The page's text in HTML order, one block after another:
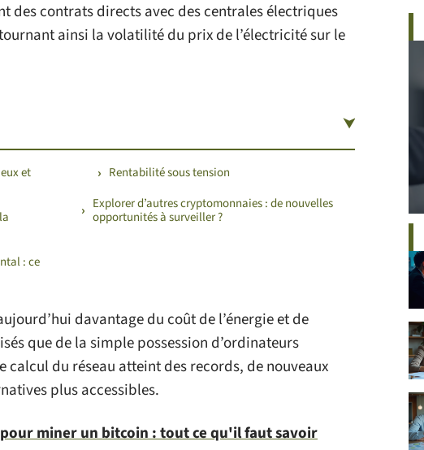
des contrats directs avec des centrales électriques
ainsi la volatilité du prix de l’électricité sur le
et
: ce
Rentabilité sous tension
Explorer d’autres cryptomonnaies : de nouvelles
opportunités à surveiller ?
davantage du coût de l’énergie et de
que de la simple possession d’ordinateurs
du réseau atteint des records, de nouveaux
plus accessibles.
miner un bitcoin : tout ce qu'il faut savoir